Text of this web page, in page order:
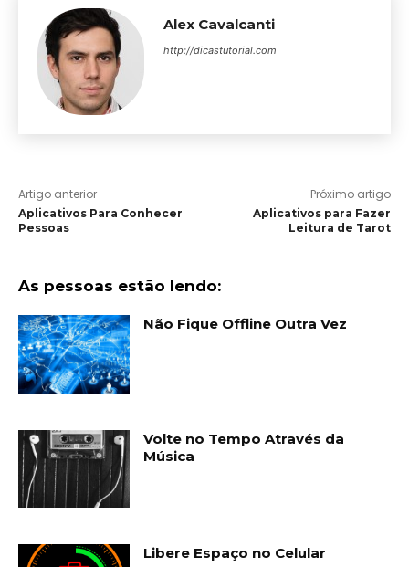
Alex Cavalcanti
http://dicastutorial.com
Artigo anterior
Aplicativos Para Conhecer
Pessoas
Próximo artigo
Aplicativos para Fazer
Leitura de Tarot
As pessoas estão lendo:
Não Fique Offline Outra Vez
Volte no Tempo Através da
Música
Libere Espaço no Celular